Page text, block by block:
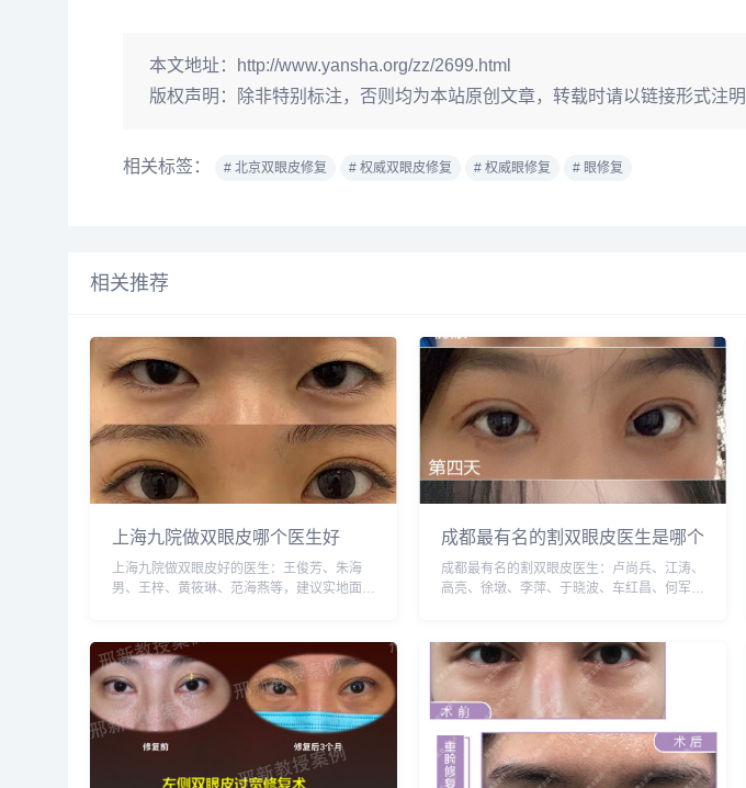
本文地址：
http://www.yansha.org/zz/2699.html
版权声明：
除非特别标注，否则均为本站原创文章，转载时请以链接形式注明
相关标签： # 北京双眼皮修复 # 权威双眼皮修复 # 权威眼修复 # 眼修复
相关推荐
上海九院做双眼皮哪个医生好
上海九院做双眼皮好的医生：王俊芳、朱海
男、王梓、黄筱琳、范海燕等，建议实地面诊
案例。...
成都最有名的割双眼皮医生是哪个
成都最有名的割双眼皮医生：卢尚兵、江涛、
高亮、徐墩、李萍、于晓波、车红昌、何军、
wuyoubianmei，查询更多医生口碑和...